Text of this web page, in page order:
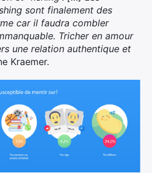
sont finalement des
car il faudra combler
Tricher en amour
une relation authentique et
Kraemer.